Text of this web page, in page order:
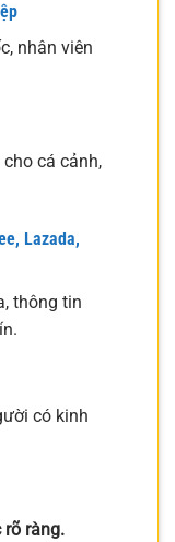
nhân viên
cá cảnh,
Lazada,
thông tin
có kinh
rõ ràng.